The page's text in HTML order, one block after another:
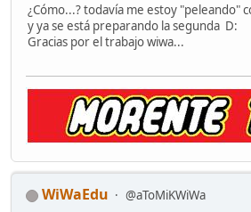
¿Cómo...? todavía me estoy "peleando"
y ya se está preparando la segunda D:
Gracias por el trabajo wiwa...
WiWaEdu
@aToMiKWiWa